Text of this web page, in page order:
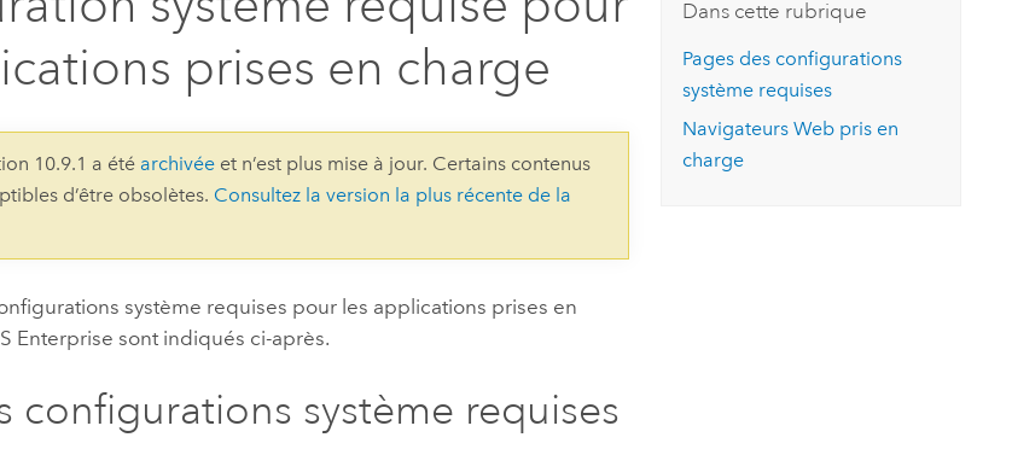
prises en charge
10.9.1 a été archivée et n’est plus mise à jour. Certains contenus
d’être obsolètes. Consultez la version la plus récente de la
système requises pour les applications prises en
Enterprise sont indiqués ci-après.
configurations système requises
Dans cette rubrique
Pages des configurations
système requises
Navigateurs Web pris en
charge